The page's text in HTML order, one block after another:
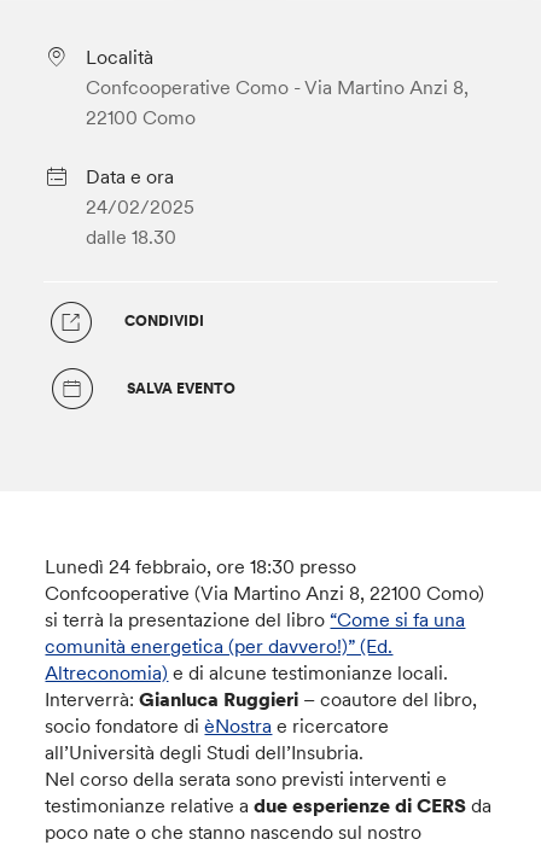
Località
Confcooperative Como - Via Martino Anzi 8,
22100 Como
Data e ora
24/02/2025
dalle 18.30
CONDIVIDI
SALVA EVENTO
Lunedì 24 febbraio, ore 18:30 presso
Confcooperative (Via Martino Anzi 8, 22100 Como)
si terrà la presentazione del libro“Come si fa una
comunità energetica (per davvero!)” (Ed.
Altreconomia) e di alcune testimonianze locali.
Interverrà:Gianluca Ruggieri – coautore del libro,
socio fondatore dièNostra e ricercatore
all’Università degli Studi dell’Insubria.
Nel corso della serata sono previsti interventi e
testimonianze relative adue esperienze di CERS da
poco nate o che stanno nascendo sul nostro